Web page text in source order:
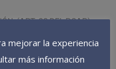
(ART. 23 DEL PCAP).
mejorar la experiencia
más información